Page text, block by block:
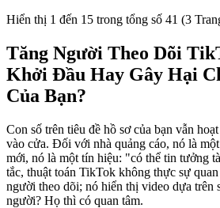
Hiển thị 1 đến 15 trong tổng số 41 (3
Tăng Người Theo Dõi
Khởi Đầu Hay Gây Hại
Của Bạn?
Con số trên tiêu đề hồ sơ của bạn vẫn
vào cửa. Đối với nhà quảng cáo, nó là
mới, nó là một tín hiệu: "có thể tin tưởng
tắc, thuật toán TikTok không thực sự
người theo dõi; nó hiển thị video dựa trên
người? Họ thì có quan tâm.